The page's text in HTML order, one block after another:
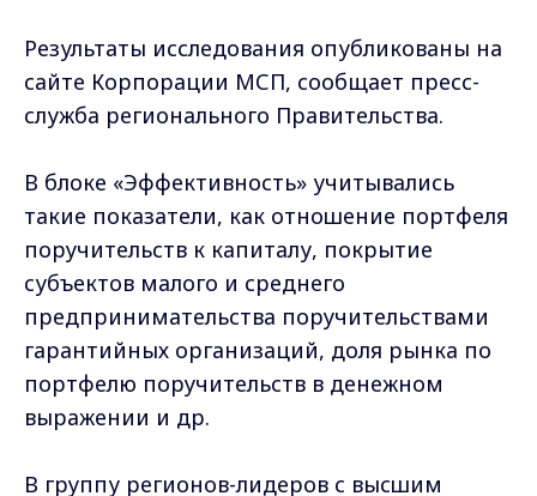
Результаты исследования опубликованы на
сайте Корпорации МСП, сообщает пресс-
служба регионального Правительства.
В блоке «Эффективность» учитывались
такие показатели, как отношение портфеля
поручительств к капиталу, покрытие
субъектов малого и среднего
предпринимательства поручительствами
гарантийных организаций, доля рынка по
портфелю поручительств в денежном
выражении и др.
В группу регионов-лидеров с высшим